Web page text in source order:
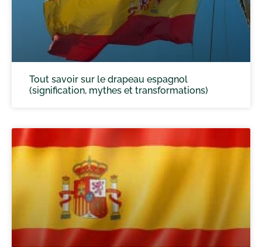
Tout savoir sur le drapeau espagnol
(signification, mythes et transformations)